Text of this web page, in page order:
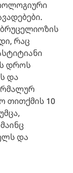
რაც
დროს
და
თითქმის 10
და